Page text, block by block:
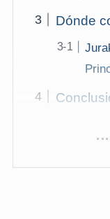
Dónde